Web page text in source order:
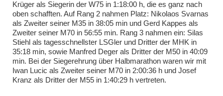
Krüger als Siegerin der W75 in 1:18:00 h, die es ganz nach
oben schafften. Auf Rang 2 nahmen Platz: Nikolaos Svarnas
als Zweiter seiner M35 in 38:05 min und Gerd Kappes als
Zweiter seiner M70 in 56:55 min. Rang 3 nahmen ein: Silas
Stiehl als tagesschnellster LSGler und Dritter der MHK in
35:18 min, sowie Manfred Deger als Dritter der M50 in 40:09
min. Bei der Siegerehrung über Halbmarathon waren wir mit
Iwan Lucic als Zweiter seiner M70 in 2:00:36 h und Josef
Kranz als Dritter der M55 in 1:40:29 h vertreten.